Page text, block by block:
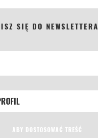
SIĘ DO NEWSLETTERA
ABY DOSTOSOWAĆ TREŚĆ